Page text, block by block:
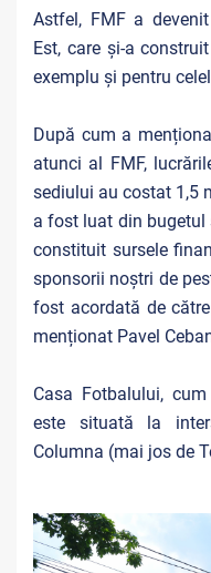
Astfel, FMF a
Est, care și-a
exemplu și pentru
După cum a
atunci al FMF,
sediului au costat 1,5
a fost luat din
constituit sursele
sponsorii noștri de
fost acordată de către
menționat Pavel
Casa Fotbalului,
este situată la
Columna (mai jos de